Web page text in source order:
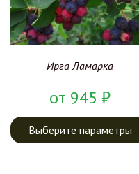
Ирга Ламарка
от 945₽
Выберите параметры